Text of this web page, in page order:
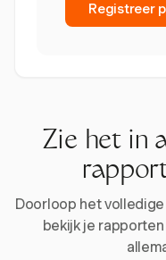
Registreer
Zie het in
Doorloop het
bekijk je